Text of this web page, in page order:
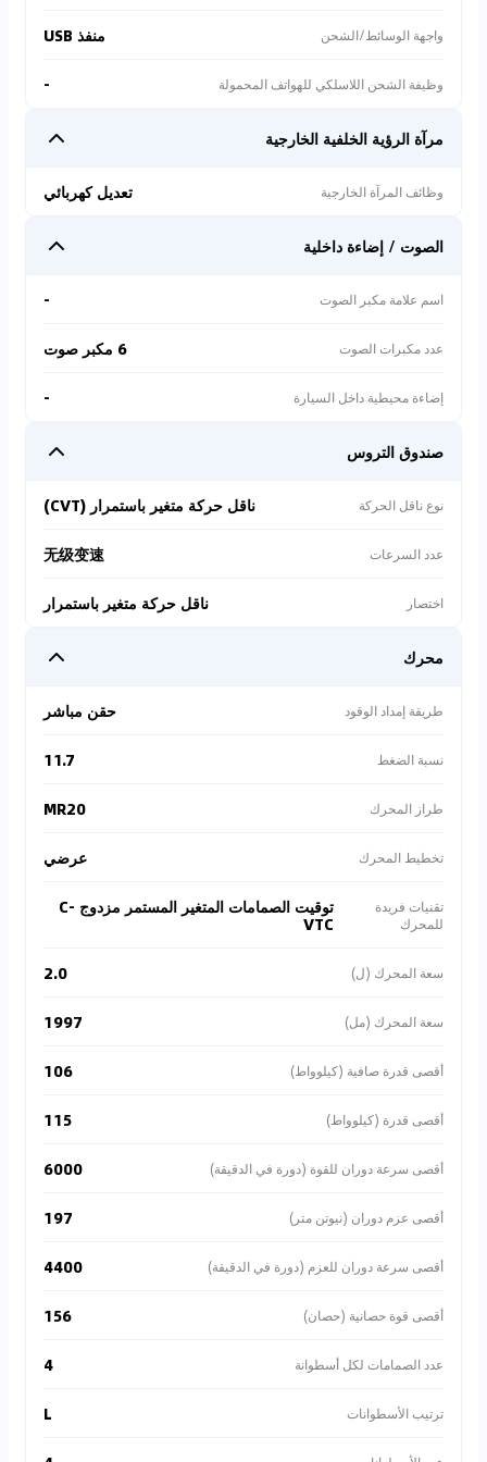
واجهة الوسائط/الشحن منفذ USB
وظيفة الشحن اللاسلكي للهواتف المحمولة -
مرآة الرؤية الخلفية الخارجية
وظائف المرآة الخارجية تعديل كهربائي
الصوت / إضاءة داخلية
اسم علامة مكبر الصوت -
عدد مكبرات الصوت 6 مكبر صوت
إضاءة محيطية داخل السيارة -
صندوق التروس
نوع ناقل الحركة ناقل حركة متغير باستمرار (CVT)
عدد السرعات 无级变速
اختصار ناقل حركة متغير باستمرار
محرك
طريقة إمداد الوقود حقن مباشر
نسبة الضغط 11.7
طراز المحرك MR20
تخطيط المحرك عرضي
تقنيات فريدة
للمحرك
توقيت الصمامات المتغير المستمر مزدوج C-
VTC
سعة المحرك (ل) 2.0
سعة المحرك (مل) 1997
أقصى قدرة صافية (كيلوواط) 106
أقصى قدرة (كيلوواط) 115
أقصى سرعة دوران للقوة (دورة في الدقيقة) 6000
أقصى عزم دوران (نيوتن متر) 197
أقصى سرعة دوران للعزم (دورة في الدقيقة) 4400
أقصى قوة حصانية (حصان) 156
عدد الصمامات لكل أسطوانة 4
ترتيب الأسطوانات L